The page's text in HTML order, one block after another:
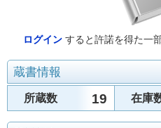
ログイン すると許諾を得た一
蔵書情報
所蔵数 19 在庫